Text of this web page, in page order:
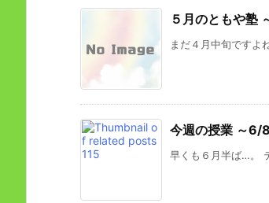
５月のともや塾
まだ４月中旬です
今週の授業 ～6/
早くも６月半ば…。